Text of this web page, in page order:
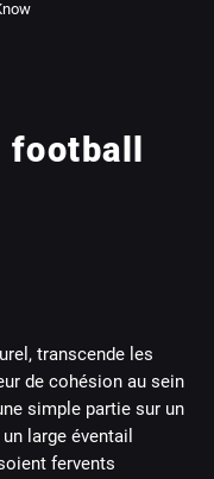
transcende les
de cohésion au sein
simple partie sur un
large éventail
fervents